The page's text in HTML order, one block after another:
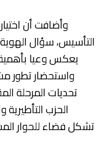
وأضافت أن
التأسيس، سؤال
يعكس وعيا
واستحضار تطور
تحديات المرحلة
الحزب
تشكل فضاء للحوار